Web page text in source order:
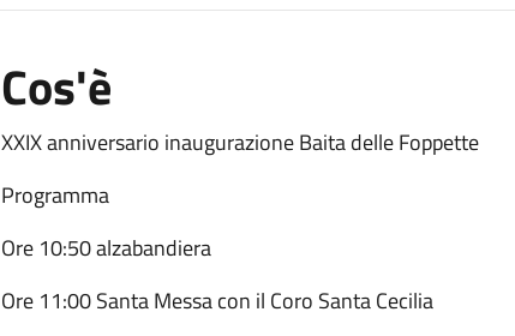
Cos'è
XXIX anniversario inaugurazione Baita delle Foppette
Programma
Ore 10:50 alzabandiera
Ore 11:00 Santa Messa con il Coro Santa Cecilia